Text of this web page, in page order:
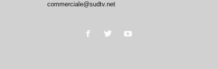
commerciale@sudtv.net